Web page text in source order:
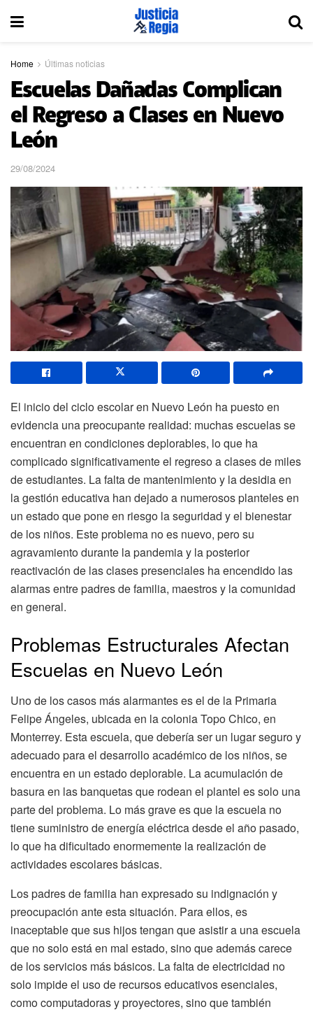
Home Últimas noticias
Escuelas Dañadas Complican
el Regreso a Clases en Nuevo
León
29/08/2024
El inicio del ciclo escolar en Nuevo León ha puesto en
evidencia una preocupante realidad: muchas escuelas se
encuentran en condiciones deplorables, lo que ha
complicado significativamente el regreso a clases de miles
de estudiantes. La falta de mantenimiento y la desidia en
la gestión educativa han dejado a numerosos planteles en
un estado que pone en riesgo la seguridad y el bienestar
de los niños. Este problema no es nuevo, pero su
agravamiento durante la pandemia y la posterior
reactivación de las clases presenciales ha encendido las
alarmas entre padres de familia, maestros y la comunidad
en general.
Problemas Estructurales Afectan
Escuelas en Nuevo León
Uno de los casos más alarmantes es el de la Primaria
Felipe Ángeles, ubicada en la colonia Topo Chico, en
Monterrey. Esta escuela, que debería ser un lugar seguro y
adecuado para el desarrollo académico de los niños, se
encuentra en un estado deplorable. La acumulación de
basura en las banquetas que rodean el plantel es solo una
parte del problema. Lo más grave es que la escuela no
tiene suministro de energía eléctrica desde el año pasado,
lo que ha dificultado enormemente la realización de
actividades escolares básicas.
Los padres de familia han expresado su indignación y
preocupación ante esta situación. Para ellos, es
inaceptable que sus hijos tengan que asistir a una escuela
que no solo está en mal estado, sino que además carece
de los servicios más básicos. La falta de electricidad no
solo impide el uso de recursos educativos esenciales,
como computadoras y proyectores, sino que también